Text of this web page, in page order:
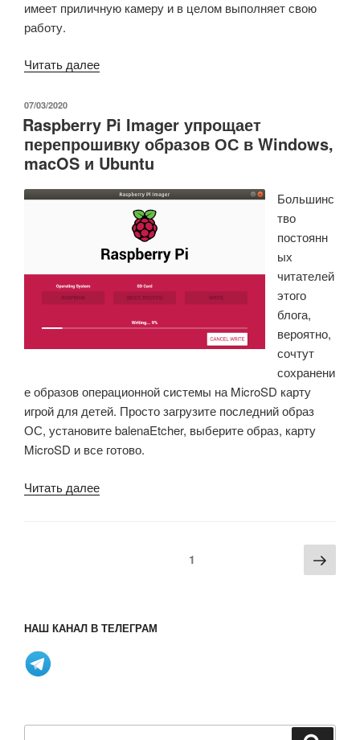
имеет приличную камеру и в целом выполняет свою
работу.
Читать далее«Android
Xiaomi
Mi
A2
или
обновлении
прошивки
пошло
не
ОПУБЛИКОВАНО
07/03/2020
Raspberry Pi Imager упрощает
перепрошивку образов ОС в Windows,
macOS и Ubuntu
Большинс
тво
постоянн
ых
читателей
этого
блога,
вероятно,
сочтут
сохранени
е образов операционной системы на MicroSD карту
игрой для детей. Просто загрузите последний образ
ОС, установите balenaEtcher, выберите образ, карту
MicroSD и все готово.
Читать далее«Raspberry
в
1
НАШ КАНАЛ В ТЕЛЕГРАМ